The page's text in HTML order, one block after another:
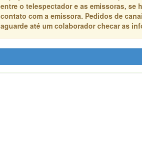
entre o telespectador e as emissoras, se
contato com a emissora. Pedidos de
aguarde até um colaborador checar as